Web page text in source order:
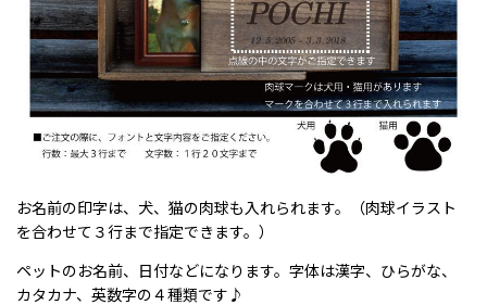
お名前の印字は、犬、猫の肉球も入れられます。（肉球イラスト
を合わせて３行まで指定できます。）
ペットのお名前、日付などになります。字体は漢字、ひらがな、
カタカナ、英数字の４種類です♪